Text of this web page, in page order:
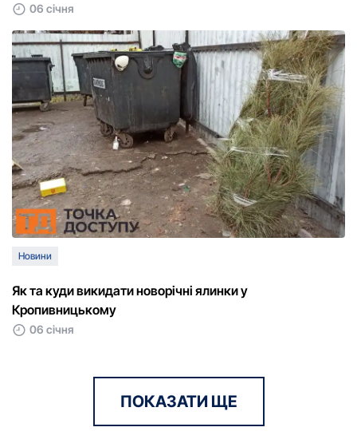
06 січня
Новини
Як та куди викидати новорічні ялинки у
Кропивницькому
06 січня
ПОКАЗАТИ ЩЕ